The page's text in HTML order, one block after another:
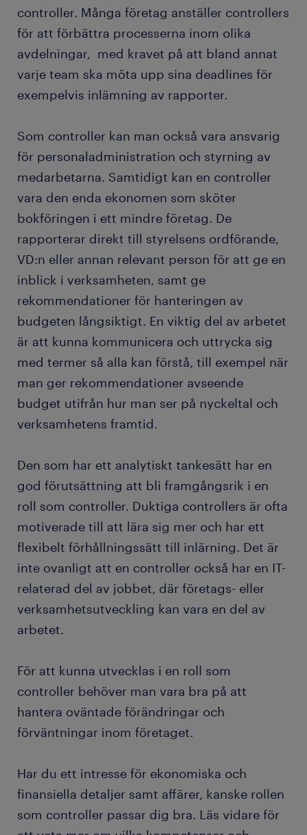
controller. Många företag anställer controllers
för att förbättra processerna inom olika
avdelningar, med kravet på att bland annat
varje team ska möta upp sina deadlines för
exempelvis inlämning av rapporter.
Som controller kan man också vara ansvarig
för personaladministration och styrning av
medarbetarna. Samtidigt kan en controller
vara den enda ekonomen som sköter
bokföringen i ett mindre företag. De
rapporterar direkt till styrelsens ordförande,
VD:n eller annan relevant person för att ge en
inblick i verksamheten, samt ge
rekommendationer för hanteringen av
budgeten långsiktigt. En viktig del av arbetet
är att kunna kommunicera och uttrycka sig
med termer så alla kan förstå, till exempel när
man ger rekommendationer avseende
budget utifrån hur man ser på nyckeltal och
verksamhetens framtid.
Den som har ett analytiskt tankesätt har en
god förutsättning att bli framgångsrik i en
roll som controller. Duktiga controllers är ofta
motiverade till att lära sig mer och har ett
flexibelt förhållningssätt till inlärning. Det är
inte ovanligt att en controller också har en IT-
relaterad del av jobbet, där företags- eller
verksamhetsutveckling kan vara en del av
arbetet.
För att kunna utvecklas i en roll som
controller behöver man vara bra på att
hantera oväntade förändringar och
förväntningar inom företaget.
Har du ett intresse för ekonomiska och
finansiella detaljer samt affärer, kanske rollen
som controller passar dig bra. Läs vidare för